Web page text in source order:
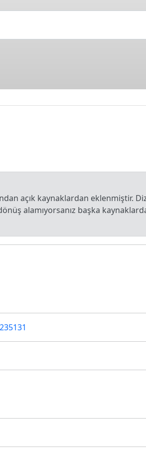
açık kaynaklardan eklenmiştir.
alamıyorsanız başka